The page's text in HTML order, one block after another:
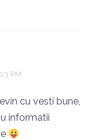
PM
cu vesti bune,
informatii